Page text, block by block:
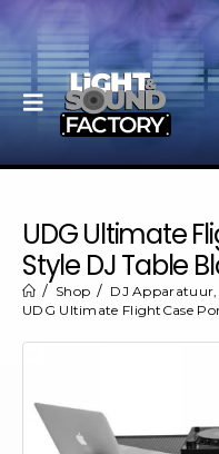
UDG Ultimate
Style DJ Table
Shop DJ Apparatuur,
UDG Ultimate FlightCase